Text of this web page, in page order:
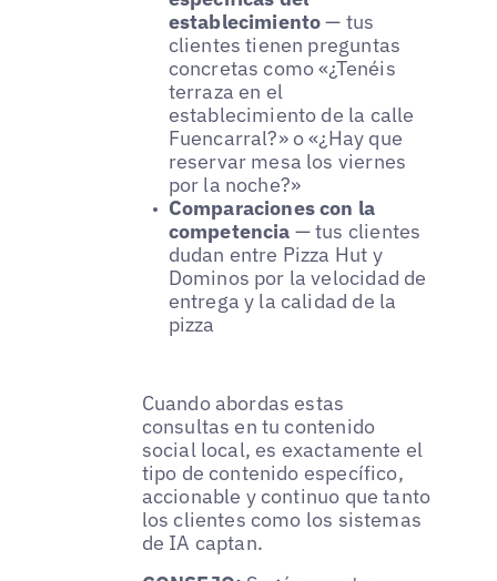
establecimiento— tus
clientes tienen preguntas
concretas como «¿Tenéis
terraza en el
establecimiento de la calle
Fuencarral?» o «¿Hay que
reservar mesa los viernes
por la noche?»
Comparaciones con la
competencia — tus clientes
dudan entre Pizza Hut y
Dominos por la velocidad de
entrega y la calidad de la
pizza
Cuando abordas estas
consultas en tu contenido
social local, es exactamente el
tipo de contenido específico,
accionable y continuo que tanto
los clientes como los sistemas
de IA captan.